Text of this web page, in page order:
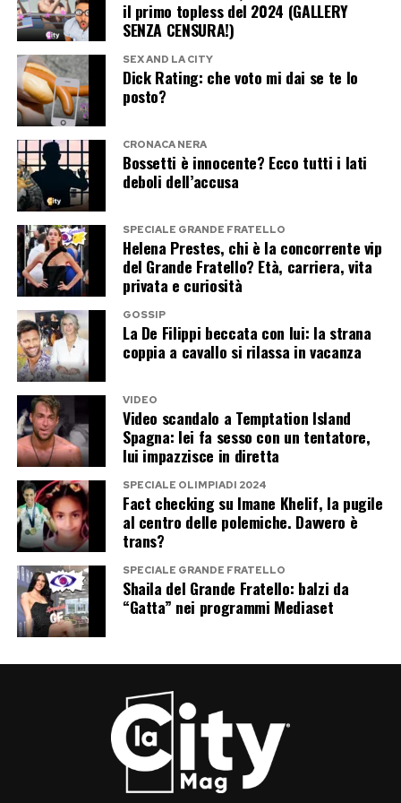
all’autista di accelerare.
Judy Wade racconta che tra i due sarebbe
scoppiata una «violenta discussione». Diana
avrebbe chiesto di rallentare, spaventata sia per
la propria sicurezza sia per quella dei fotografi.
Poche ore dopo, nella notte tra il 30 e il 31
agosto, la Mercedes su cui viaggiavano si
schiantò nel Tunnel dell’Alma.
Dodi morì sul colpo. Diana venne trasportata
all’ospedale Pitié-Salpêtrière, dove morì nelle
prime ore del mattino.
Il vero ultimo amore di Diana resta
un mistero
A distanza di quasi trent’anni, la domanda resta
senza una risposta definitiva.
Hasnat Khan è stato probabilmente l’uomo con
cui Diana aveva immaginato un amore profondo
e lontano dai riflettori. Dodi al-Fayed, invece,
potrebbe essere stato il simbolo di una nuova
vita possibile, fatta di libertà, viaggi e forse
Il resto appartiene alle ipotesi, alle
testimonianze e alle ricostruzioni.
Ed è proprio questo che continua ad alimentare
il mito di Lady Diana: una donna che, nell’ultima
Per ora, dunque, resta soltanto un commento
enigmatico che ha fatto centro: poche parole, un
sorriso e il gossip servito.
Se Ignazio voleva incuriosire i fan, missione
compiuta.
Post Views: 191
il primo topless del 2024 (GALLERY
SENZA CENSURA!)
SEX AND LA CITY
Dick Rating: che voto mi dai se te lo
posto?
CRONACA NERA
Bossetti è innocente? Ecco tutti i lati
deboli dell’accusa
SPECIALE GRANDE FRATELLO
Helena Prestes, chi è la concorrente vip
del Grande Fratello? Età, carriera, vita
privata e curiosità
GOSSIP
La De Filippi beccata con lui: la strana
coppia a cavallo si rilassa in vacanza
VIDEO
Video scandalo a Temptation Island
Spagna: lei fa sesso con un tentatore,
lui impazzisce in diretta
SPECIALE OLIMPIADI 2024
Fact checking su Imane Khelif, la pugile
al centro delle polemiche. Davvero è
trans?
SPECIALE GRANDE FRATELLO
Shaila del Grande Fratello: balzi da
“Gatta” nei programmi Mediaset